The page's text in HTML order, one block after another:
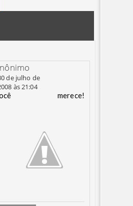
de julho de
às 21:04
merece!